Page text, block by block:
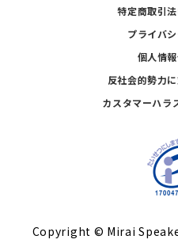
特定商取引
プライバ
個人情
反社会的勢力
カスタマーハラ
Copyright © Mirai